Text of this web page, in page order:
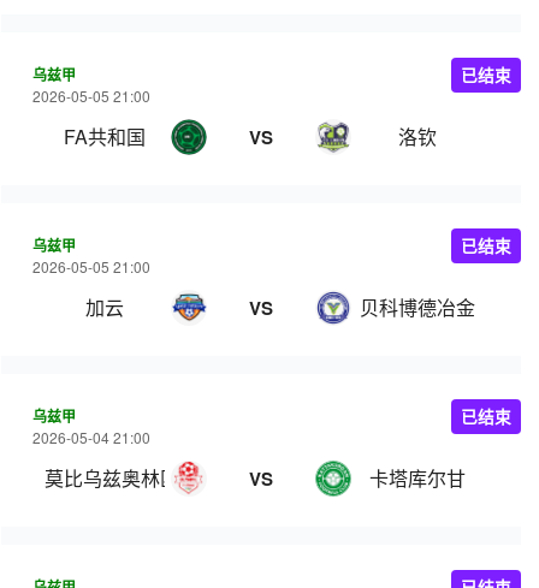
乌兹甲
2026-05-05 21:00
FA共和国 VS 洛钦
已结束
乌兹甲
2026-05-05 21:00
加云 VS 贝科博德冶金
已结束
乌兹甲
2026-05-04 21:00
莫比乌兹奥林匹克 VS 卡塔库尔甘
已结束